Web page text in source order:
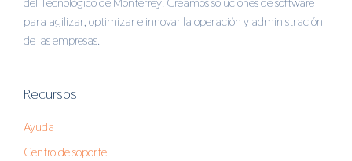
para agilizar, optimizar e innovar la operación y administración
de las empresas.
Recursos
Ayuda
Centro de soporte